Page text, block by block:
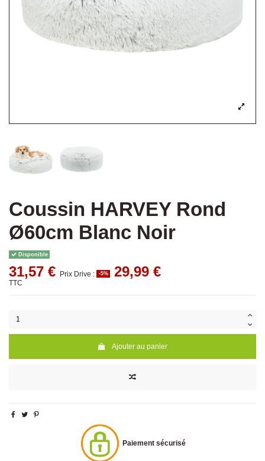
Coussin HARVEY Rond
Ø60cm Blanc Noir
Disponible
31,57 € Prix Drive : -5% 29,99 €
TTC
Ajouter au panier
Paiement sécurisé